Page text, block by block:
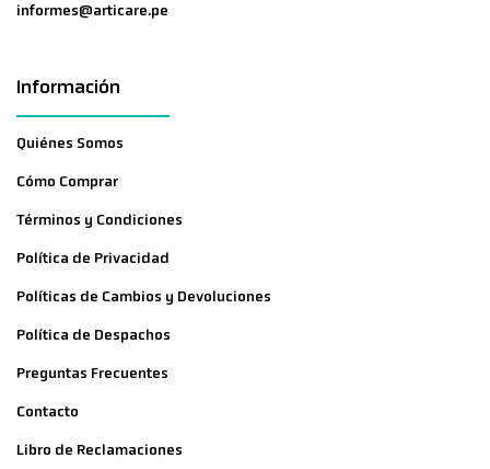
informes@articare.pe
Información
Quiénes Somos
Cómo Comprar
Términos y Condiciones
Política de Privacidad
Políticas de Cambios y Devoluciones
Política de Despachos
Preguntas Frecuentes
Contacto
Libro de Reclamaciones